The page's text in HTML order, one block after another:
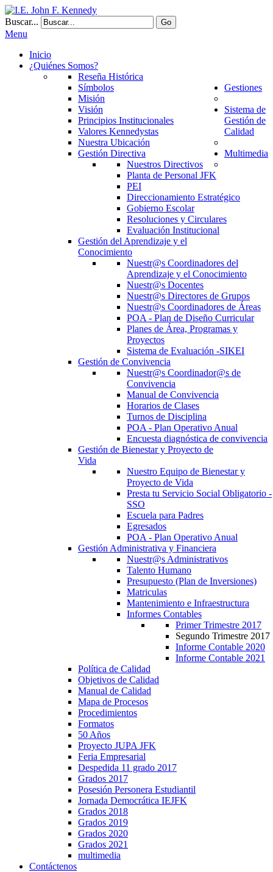
Buscar... Go
Menu
Inicio
¿Quiénes Somos?
Reseña Histórica
Símbolos
Misión
Visión
Principios Institucionales
Valores Kennedystas
Nuestra Ubicación
Gestiones
Gestión Directiva
Nuestros Directivos
Planta de Personal JFK
PEI
Direccionamiento Estratégico
Gobierno Escolar
Resoluciones y Circulares
Evaluación Institucional
Gestión del Aprendizaje y el
Conocimiento
Nuestr@s Coordinadores del
Aprendizaje y el Conocimiento
Nuestr@s Docentes
Nuestr@s Directores de Grupos
Nuestr@s Coordinadores de Áreas
POA - Plan de Diseño Curricular
Planes de Área, Programas y
Proyectos
Sistema de Evaluación -SIKEI
Gestión de Convivencia
Nuestr@s Coordinador@s de
Convivencia
Manual de Convivencia
Horarios de Clases
Turnos de Disciplina
POA - Plan Operativo Anual
Encuesta diagnóstica de convivencia
Gestión de Bienestar y Proyecto de
Vida
Nuestro Equipo de Bienestar y
Proyecto de Vida
Presta tu Servicio Social Obligatorio -
SSO
Escuela para Padres
Egresados
POA - Plan Operativo Anual
Gestión Administrativa y Financiera
Nuestr@s Administrativos
Talento Humano
Presupuesto (Plan de Inversiones)
Matriculas
Mantenimiento e Infraestructura
Informes Contables
Primer Trimestre 2017
Segundo Trimestre 2017
Informe Contable 2020
Informe Contable 2021
Sistema de
Gestión de
Calidad
Política de Calidad
Objetivos de Calidad
Manual de Calidad
Mapa de Procesos
Procedimientos
Formatos
Multimedia
50 Años
Proyecto JUPA JFK
Feria Empresarial
Despedida 11 grado 2017
Grados 2017
Posesión Personera Estudiantil
Jornada Democrática IEJFK
Grados 2018
Grados 2019
Grados 2020
Grados 2021
multimedia
Contáctenos